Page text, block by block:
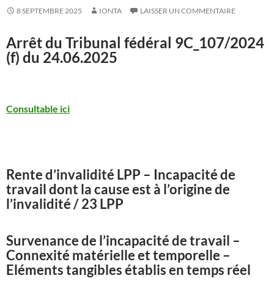
8 SEPTEMBRE 2025 IONTA LAISSER UN COMMENTAIRE
Arrêt du Tribunal fédéral 9C_107/2024
(f) du 24.06.2025
Consultable ici
Rente d’invalidité LPP – Incapacité de
travail dont la cause est à l’origine de
l’invalidité / 23 LPP
Survenance de l’incapacité de travail –
Connexité matérielle et temporelle –
Eléments tangibles établis en temps réel